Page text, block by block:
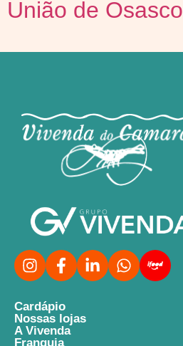
União de Osasco
Cardápio
Nossas lojas
A Vivenda
Franquia